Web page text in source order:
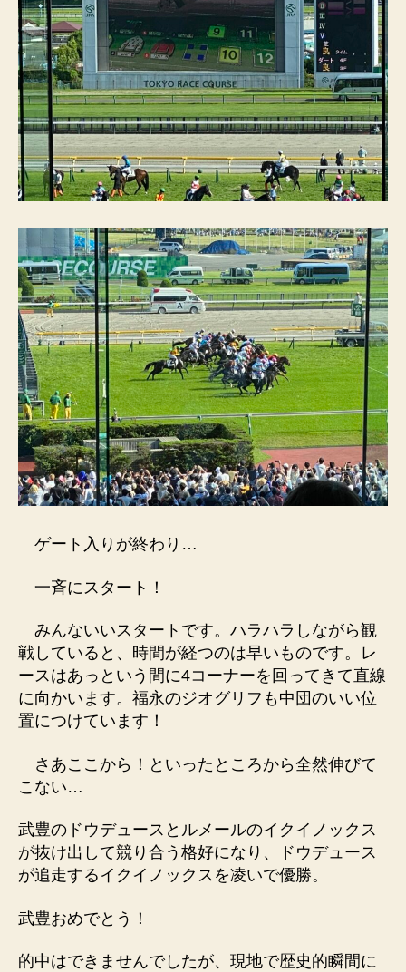
ゲート入りが終わり…
一斉にスタート！
みんないいスタートです。ハラハラしながら観
戦していると、時間が経つのは早いものです。レ
ースはあっという間に4コーナーを回ってきて直線
に向かいます。福永のジオグリフも中団のいい位
置につけています！
さあここから！といったところから全然伸びて
こない…
武豊のドウデュースとルメールのイクイノックス
が抜け出して競り合う格好になり、ドウデュース
が追走するイクイノックスを凌いで優勝。
武豊おめでとう！
的中はできませんでしたが、現地で歴史的瞬間に